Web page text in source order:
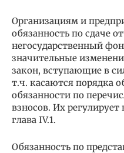
Организациям и
обязанность по сдаче
негосударственный
значительные
закон, вступающие в
т.ч. касаются порядка
обязанности по
взносов. Их регулирует
глава IV.1.
Обязанность по